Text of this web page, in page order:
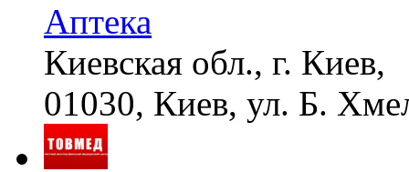
Аптека
Киевская обл., г. Киев,
01030, Киев, ул. Б.